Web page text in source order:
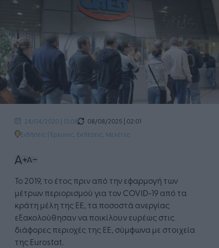
24/04/2020 | 13:08
08/08/2025 | 02:01
Ειδήσεις |Έρευνες, Εκθέσεις, Μελέτες
Το 2019, το έτος πριν από την εφαρμογή των
μέτρων περιορισμού για τον COVID-19 από τα
κράτη μέλη της ΕΕ, τα ποσοστά ανεργίας
εξακολούθησαν να ποικίλουν ευρέως στις
διάφορες περιοχές της ΕΕ, σύμφωνα με στοιχεία
της Eurostat.